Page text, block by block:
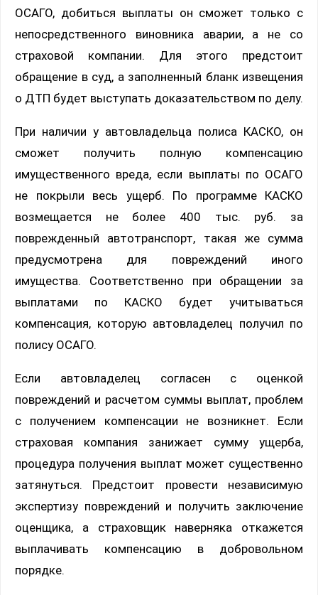
ОСАГО, добиться выплаты он сможет только с
непосредственного виновника аварии, а не со
страховой компании. Для этого предстоит
обращение в суд, а заполненный бланк извещения
о ДТП будет выступать доказательством по делу.
При наличии у автовладельца полиса КАСКО, он
сможет получить полную компенсацию
имущественного вреда, если выплаты по ОСАГО
не покрыли весь ущерб. По программе КАСКО
возмещается не более 400 тыс. руб. за
поврежденный автотранспорт, такая же сумма
предусмотрена для повреждений иного
имущества. Соответственно при обращении за
выплатами по КАСКО будет учитываться
компенсация, которую автовладелец получил по
полису ОСАГО.
Если автовладелец согласен с оценкой
повреждений и расчетом суммы выплат, проблем
с получением компенсации не возникнет. Если
страховая компания занижает сумму ущерба,
процедура получения выплат может существенно
затянуться. Предстоит провести независимую
экспертизу повреждений и получить заключение
оценщика, а страховщик наверняка откажется
выплачивать компенсацию в добровольном
порядке.